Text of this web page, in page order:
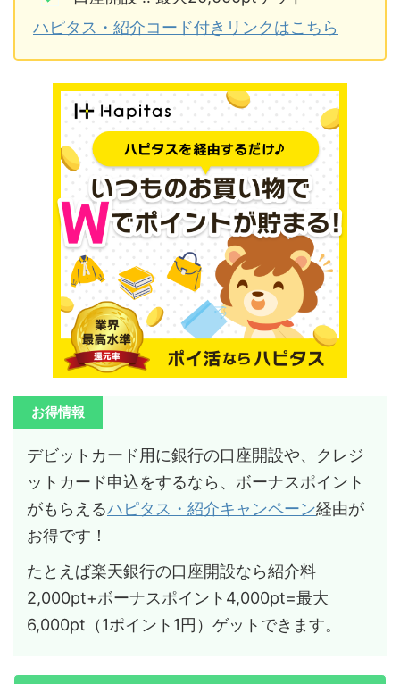
ハピタス・紹介コード付きリンクはこちら
お得情報
デビットカード用に銀行の口座開設や、クレジ
ットカード申込をするなら、ボーナスポイント
がもらえるハピタス・紹介キャンペーン経由が
お得です！
たとえば楽天銀行の口座開設なら紹介料
2,000pt+ボーナスポイント4,000pt=最大
6,000pt（1ポイント1円）ゲットできます。